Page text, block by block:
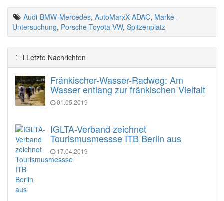
Audi-BMW-Mercedes, AutoMarxX-ADAC, Marke-
Untersuchung, Porsche-Toyota-VW, Spitzenplatz
Letzte Nachrichten
Fränkischer-Wasser-Radweg: Am
Wasser entlang zur fränkischen Vielfalt
01.05.2019
IGLTA-Verband zeichnet
Tourismusmessse ITB Berlin aus
17.04.2019